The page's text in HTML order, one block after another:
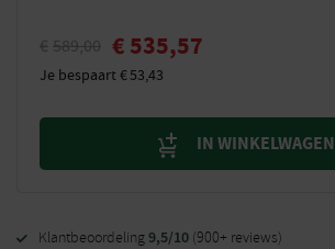
€ 589,00 € 535,57
Je bespaart€53,43
IN WINKELWAGEN
Klantbeoordeling9,5/10 (900+ reviews)